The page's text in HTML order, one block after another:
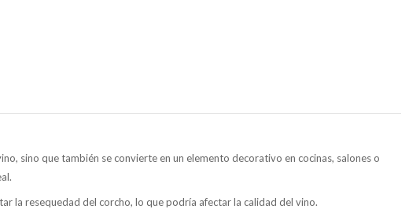
sino que también se convierte en un elemento decorativo en cocinas, salones o
la resequedad del corcho, lo que podría afectar la calidad del vino.